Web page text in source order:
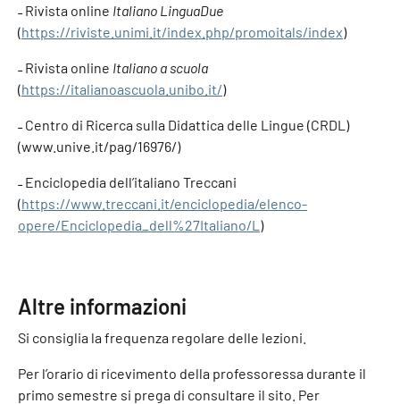
˗ Rivista online Italiano LinguaDue
(https://riviste.unimi.it/index.php/promoitals/index)
˗ Rivista online Italiano a scuola
(https://italianoascuola.unibo.it/)
˗ Centro di Ricerca sulla Didattica delle Lingue (CRDL)
(www.unive.it/pag/16976/)
˗ Enciclopedia dell’italiano Treccani
(https://www.treccani.it/enciclopedia/elenco-
opere/Enciclopedia_dell%27Italiano/L )
Altre informazioni
Si consiglia la frequenza regolare delle lezioni.
Per l’orario di ricevimento della professoressa durante il
primo semestre si prega di consultare il sito. Per